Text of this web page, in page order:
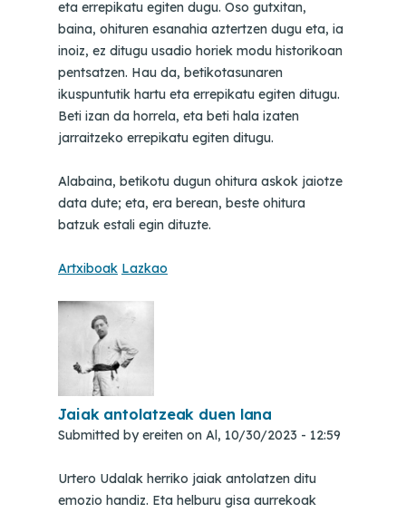
eta errepikatu egiten dugu. Oso gutxitan,
baina, ohituren esanahia aztertzen dugu eta, ia
inoiz, ez ditugu usadio horiek modu historikoan
pentsatzen. Hau da, betikotasunaren
ikuspuntutik hartu eta errepikatu egiten ditugu.
Beti izan da horrela, eta beti hala izaten
jarraitzeko errepikatu egiten ditugu.
Alabaina, betikotu dugun ohitura askok jaiotze
data dute; eta, era berean, beste ohitura
batzuk estali egin dituzte.
Artxiboak Lazkao
Jaiak antolatzeak duen lana
Submitted byereiten on Al, 10/30/2023 - 12:59
Urtero Udalak herriko jaiak antolatzen ditu
emozio handiz. Eta helburu gisa aurrekoak